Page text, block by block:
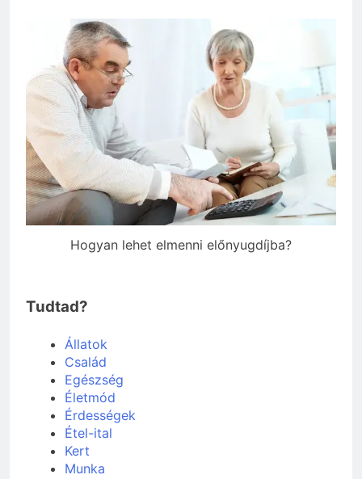
Hogyan lehet elmenni előnyugdíjba?
Tudtad?
Állatok
Család
Egészség
Életmód
Érdességek
Étel-ital
Kert
Munka